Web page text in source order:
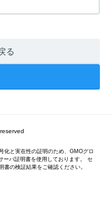
る
化と実在性の証明のため、GMOグロ
ーバ証明書を使用しております。 セ
書の検証結果をご確認ください。